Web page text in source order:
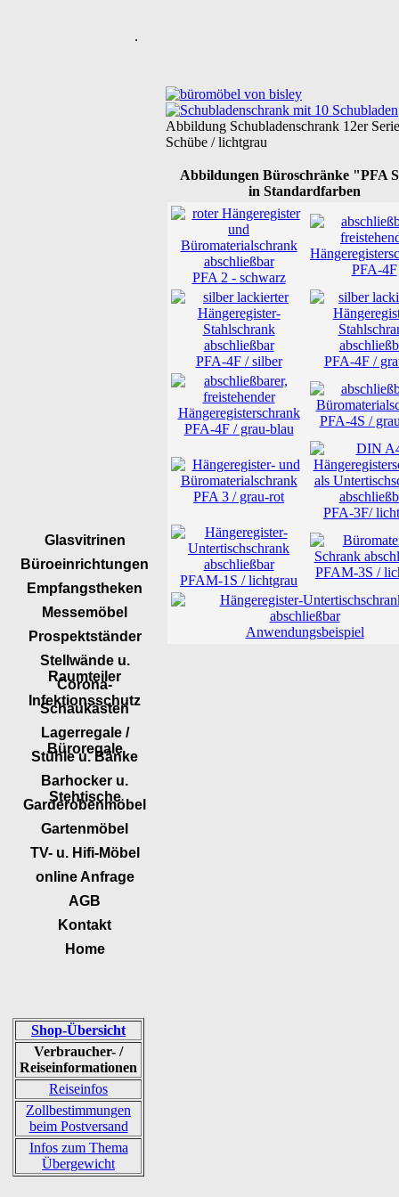
.
Glasvitrinen
Büroeinrichtungen
Empfangstheken
Messemöbel
Prospektständer
Stellwände u.
Raumteiler
Corona-
Infektionsschutz
Schaukästen
Lagerregale /
Büroregale
Stühle u. Bänke
Barhocker u.
Stehtische
Garderobenmöbel
Gartenmöbel
TV- u. Hifi-Möbel
online Anfrage
AGB
Kontakt
Home
Shop-Übersicht
Verbraucher- /
Reiseinformationen
Reiseinfos
Zollbestimmungen
beim Postversand
Infos zum Thema
Übergewicht
Abbildung Schubladenschrank 12er
Schübe / lichtgrau
Abbildungen Büroschränke "PFA
in Standardfarben
PFA 2 - schwarz
PFA-4F
PFA-4F / silber PFA-4F /
PFA-4F / grau-blau
PFA-4S /
PFA 3 / grau-rot
PFA-3F/
PFAM-1S / lichtgrau
PFAM-3S /
Anwendungsbeispiel